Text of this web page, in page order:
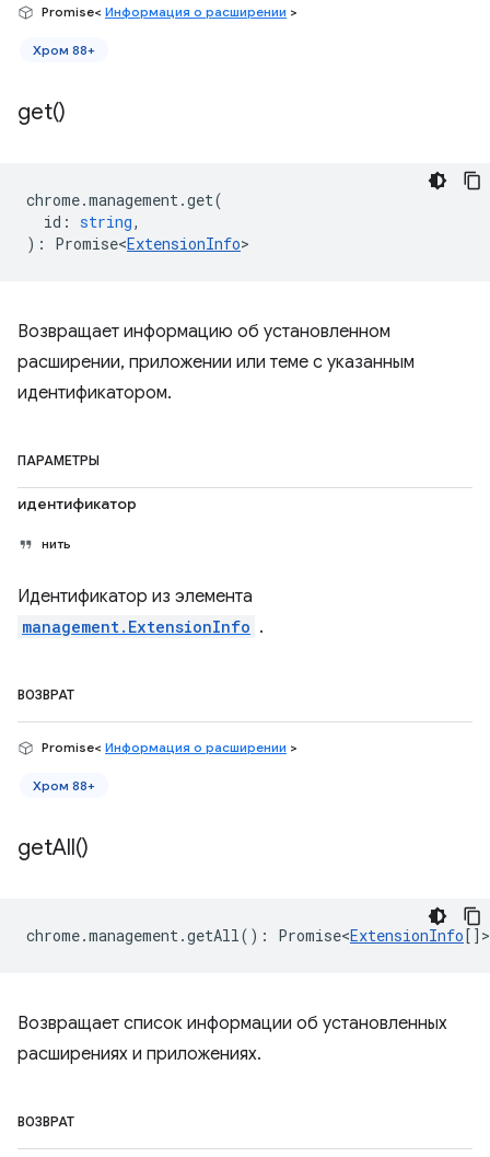
Promise< Информация о расширении >
Хром 88+
get()
chrome.management.get(
id : string,
) : Promise<ExtensionInfo>
Возвращает информацию об установленном
расширении, приложении или теме с указанным
идентификатором.
ПАРАМЕТРЫ
идентификатор
нить
Идентификатор из элемента
management.ExtensionInfo .
ВОЗВРАТ
Promise< Информация о расширении >
Хром 88+
getAll()
chrome.management.getAll() : Promise<ExtensionInfo[] >
Возвращает список информации об установленных
расширениях и приложениях.
ВОЗВРАТ